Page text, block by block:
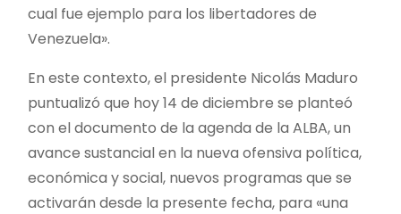
cual fue ejemplo para los libertadores de
Venezuela».
En este contexto, el presidente Nicolás Maduro
puntualizó que hoy 14 de diciembre se planteó
con el documento de la agenda de la ALBA, un
avance sustancial en la nueva ofensiva política,
económica y social, nuevos programas que se
activarán desde la presente fecha, para «una